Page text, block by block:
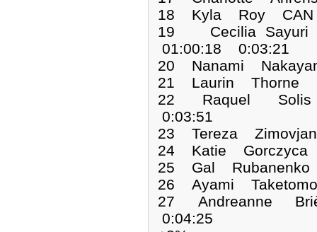
18 Kyla Roy CAN
19 Cecilia
01:00:18 0:03:21
20 Nanami
21 Laurin Thorne
22 Raquel Solis
0:03:51
23 Tereza
24 Katie
25 Gal
26 Ayami
27 Andreanne
0:04:25